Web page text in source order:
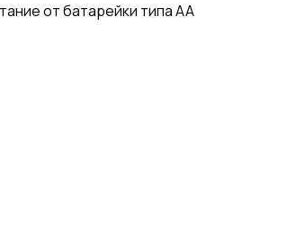
от батарейки типа АА